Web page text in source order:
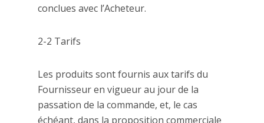
conclues avec l’Acheteur.
2-2 Tarifs
Les produits sont fournis aux tarifs du
Fournisseur en vigueur au jour de la
passation de la commande, et, le cas
échéant, dans la proposition commerciale